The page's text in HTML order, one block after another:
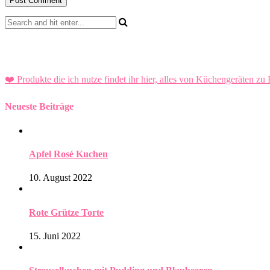
❤️ Produkte die ich nutze findet ihr hier, alles von Küchengeräten zu
Neueste Beiträge
Apfel Rosé Kuchen
10. August 2022
Rote Grütze Torte
15. Juni 2022